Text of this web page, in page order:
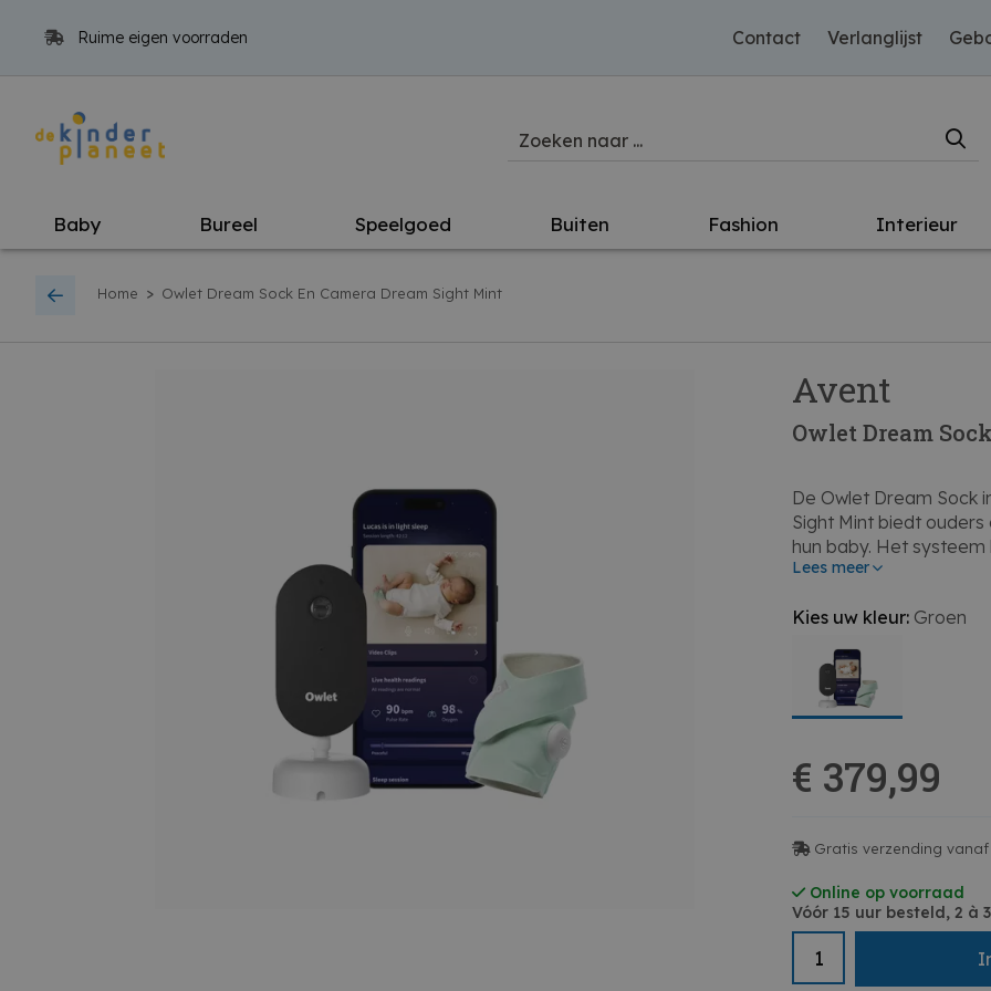
Ruime eigen voorraden Contact Verlanglijst
Baby Bureel Speelgoed Buiten Fashion Interieur
Home > Owlet Dream Sock En Camera Dream Sight Mint
Avent
Owlet Dream
De Owlet Dream Sock
Sight Mint biedt
hun baby. Het
zuurstofniveau in de
apparaat perfect in
camera zorgt voor
beeld hebt en
• Meet hartslag en
• Inclusief camera voor
• Stijlvolle mintkleurige
Lees meer
Kies uw kleur: Groen
€ 379,99
Gratis verzending
Online op voorraad
Vóór 15 uur besteld, 2 à